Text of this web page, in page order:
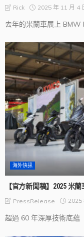
Rick 2025 年 11 月 4
去年的米蘭車展上 BMW
海外快訊
【官方新聞稿】2025 米
PressRelease 2025
超過 60 年深厚技術底蘊